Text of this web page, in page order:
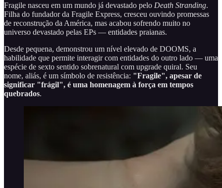
Fragile nasceu em um mundo já devastado pelo Death Stranding.
Filha do fundador da Fragile Express, cresceu ouvindo promessas
de reconstrução da América, mas acabou sofrendo muito no
universo devastado pelas EPs — entidades praianas.
Desde pequena, demonstrou um nível elevado de DOOMS, a
habilidade que permite interagir com entidades do outro lado — uma
espécie de sexto sentido sobrenatural com upgrade quiral. Seu
nome, aliás, é um símbolo de resistência: "Fragile", apesar de
significar "frágil", é uma homenagem à força em tempos
quebrados.